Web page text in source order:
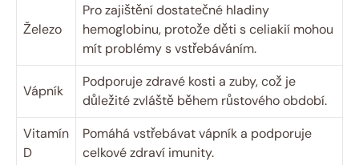
Železo
Pro zajištění dostatečné hladiny
hemoglobinu, protože děti s celiakií mohou
mít problémy s vstřebáváním.
Vápník
Podporuje zdravé kosti a zuby, což je
důležité zvláště během růstového období.
Vitamín
D
Pomáhá vstřebávat vápník a podporuje
celkové zdraví imunity.